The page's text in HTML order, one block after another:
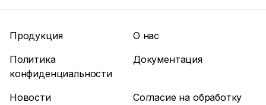
Продукция
О нас
Политика
конфиденциальности
Документация
Новости
Согласие на обработку